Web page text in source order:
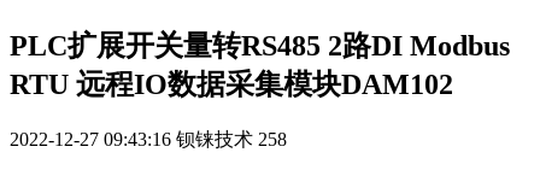
PLC扩展开关量转RS485 2路DI Modbus
RTU 远程IO数据采集模块DAM102
2022-12-27 09:43:16 钡铼技术 258